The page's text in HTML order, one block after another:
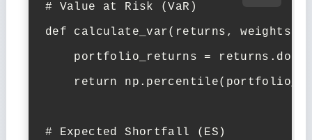
# Value at Risk (VaR)
def calculate_var(returns, weights,
portfolio_returns =
return
# Expected Shortfall (ES)